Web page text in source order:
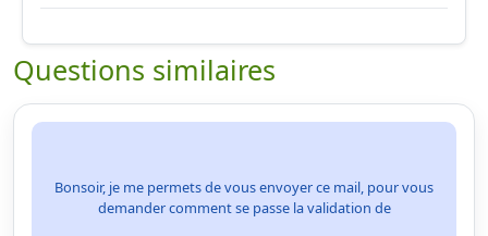
Questions similaires
Bonsoir, je me permets de vous envoyer ce mail, pour vous
demander comment se passe la validation de